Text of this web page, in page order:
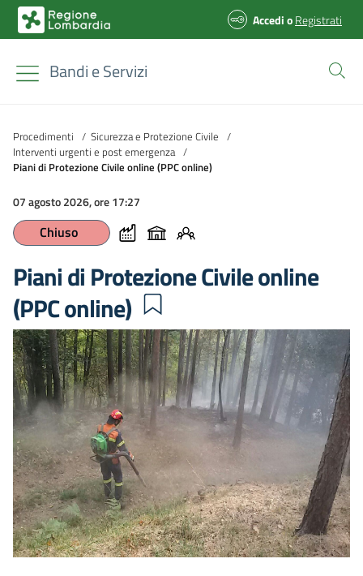
AccedioRegistrati
Bandi e Servizi
Procedimenti / Sicurezza e Protezione Civile /
Interventi urgenti e post emergenza /
Piani di Protezione Civile online (PPC online)
07 agosto 2026, ore 17:27
Chiuso
Piani di Protezione Civile online
(PPC online)